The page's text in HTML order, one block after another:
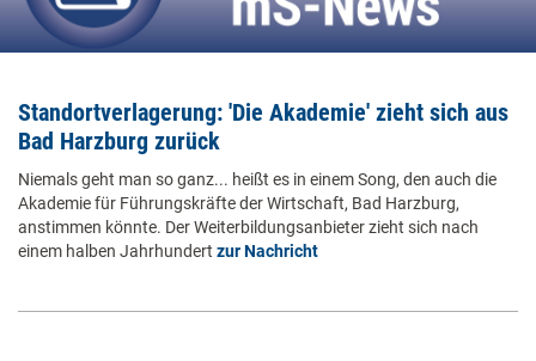
Standortverlagerung: 'Die Akademie' zieht sich aus
Bad Harzburg zurück
Niemals geht man so ganz... heißt es in einem Song, den auch die
Akademie für Führungskräfte der Wirtschaft, Bad Harzburg,
anstimmen könnte. Der Weiterbildungsanbieter zieht sich nach
einem halben Jahrhundert zur Nachricht